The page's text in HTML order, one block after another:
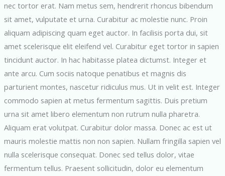
nec tortor erat. Nam metus sem, hendrerit rhoncus bibendum
sit amet, vulputate et urna. Curabitur ac molestie nunc. Proin
aliquam adipiscing quam eget auctor. In facilisis porta dui, sit
amet scelerisque elit eleifend vel. Curabitur eget tortor in sapien
tincidunt auctor. In hac habitasse platea dictumst. Integer et
ante arcu. Cum sociis natoque penatibus et magnis dis
parturient montes, nascetur ridiculus mus. Ut in velit est. Integer
commodo sapien at metus fermentum sagittis. Duis pretium
urna sit amet libero elementum non rutrum nulla pharetra.
Aliquam erat volutpat. Curabitur dolor massa. Donec ac est ut
mauris molestie mattis non non sapien. Nullam fringilla sapien vel
nulla scelerisque consequat. Donec sed tellus dolor, vitae
fermentum tellus. Praesent sollicitudin, dolor eu elementum